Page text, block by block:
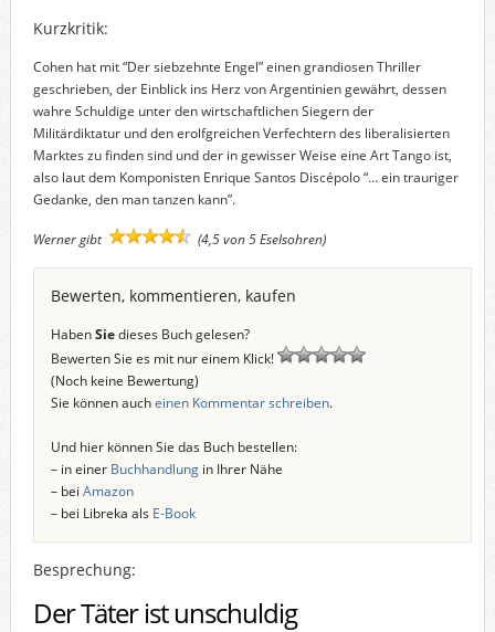
Kurzkritik:
Cohen hat mit “Der siebzehnte Engel” einen grandiosen Thriller
geschrieben, der Einblick ins Herz von Argentinien gewährt, dessen
wahre Schuldige unter den wirtschaftlichen Siegern der
Militärdiktatur und den erolfgreichen Verfechtern des liberalisierten
Marktes zu finden sind und der in gewisser Weise eine Art Tango ist,
also laut dem Komponisten Enrique Santos Discépolo “… ein trauriger
Gedanke, den man tanzen kann”.
Werner gibt (4,5 von 5 Eselsohren)
Bewerten, kommentieren, kaufen
HabenSiedieses Buch gelesen?
Bewerten Sie es mit nur einem Klick!
(Noch keine Bewertung)
Sie können aucheinen Kommentar schreiben.
Und hier können Sie das Buch bestellen:
– in einer Buchhandlungin Ihrer Nähe
– bei Amazon
– bei Libreka als E-Book
Besprechung:
Der Täter ist unschuldig